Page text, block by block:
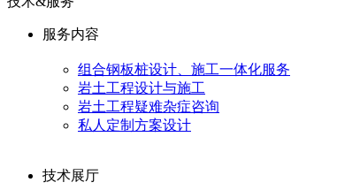
服务内容
组合钢板桩设计、施工一体化服务
岩土工程设计与施工
岩土工程疑难杂症咨询
私人定制方案设计
技术展厅